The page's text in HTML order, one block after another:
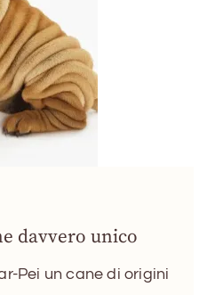
davvero unico
Pei un cane di origini